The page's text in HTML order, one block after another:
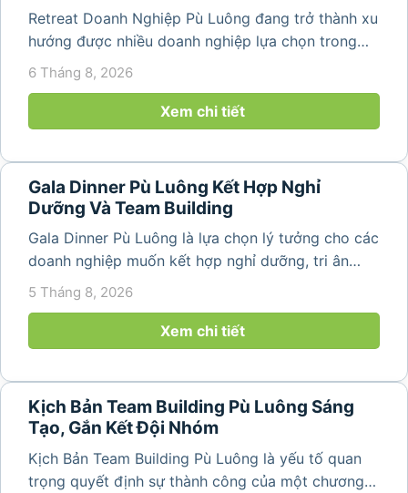
Retreat Doanh Nghiệp Pù Luông đang trở thành xu
hướng được nhiều doanh nghiệp lựa chọn trong
năm 2026 khi nhu cầu kết hợp nghỉ dưỡng, hội
họp và gắn kết đội ngũ ngày càng tăng. Không chỉ
mang đến khoảng thời gian thư giãn...
6 Tháng 8, 2026
Xem chi tiết
Gala Dinner Pù Luông Kết Hợp Nghỉ
Dưỡng Và Team Building
Gala Dinner Pù Luông là lựa chọn lý tưởng cho các
doanh nghiệp muốn kết hợp nghỉ dưỡng, tri ân
nhân viên và xây dựng tinh thần đồng đội trong
núi rừng hùng vĩ, không khí...
5 Tháng 8, 2026
Xem chi tiết
Kịch Bản Team Building Pù Luông Sáng
Tạo, Gắn Kết Đội Nhóm
Kịch Bản Team Building Pù Luông là yếu tố quan
trọng quyết định sự thành công của một chương